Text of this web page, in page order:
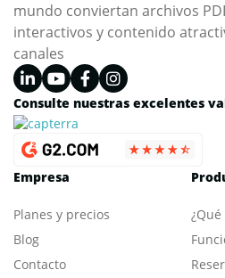
mundo conviertan archivos
interactivos y contenido
canales
Consulte nuestras excelentes
Empresa
Planes y precios
Blog
Contacto